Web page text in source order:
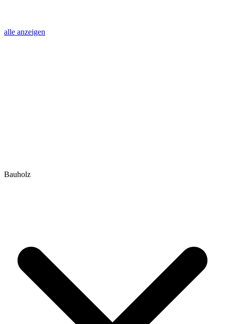
alle anzeigen
Bauholz